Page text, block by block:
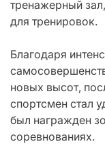
тренажерный
для тренировок.
Благодаря
новых высот,
спортсмен стал
был награжден
соревнованиях.